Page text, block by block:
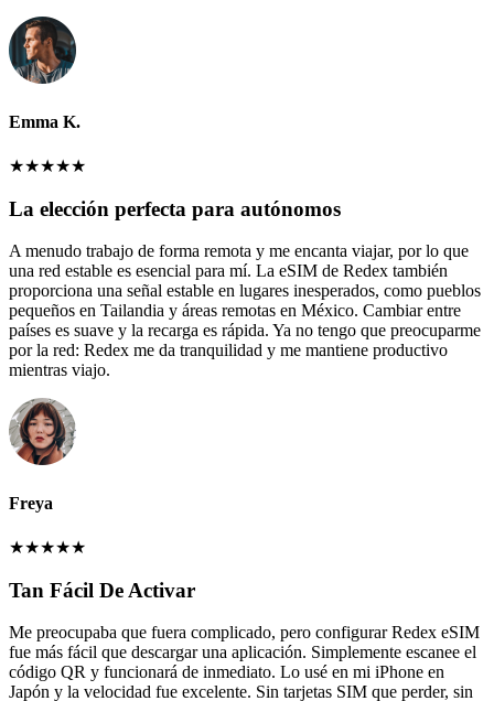
Emma K.
★★★★★
La elección perfecta para autónomos
A menudo trabajo de forma remota y me encanta viajar, por lo que
una red estable es esencial para mí. La eSIM de Redex también
proporciona una señal estable en lugares inesperados, como pueblos
pequeños en Tailandia y áreas remotas en México. Cambiar entre
países es suave y la recarga es rápida. Ya no tengo que preocuparme
por la red: Redex me da tranquilidad y me mantiene productivo
mientras viajo.
Freya
★★★★★
Tan Fácil De Activar
Me preocupaba que fuera complicado, pero configurar Redex eSIM
fue más fácil que descargar una aplicación. Simplemente escanee el
código QR y funcionará de inmediato. Lo usé en mi iPhone en
Japón y la velocidad fue excelente. Sin tarjetas SIM que perder, sin